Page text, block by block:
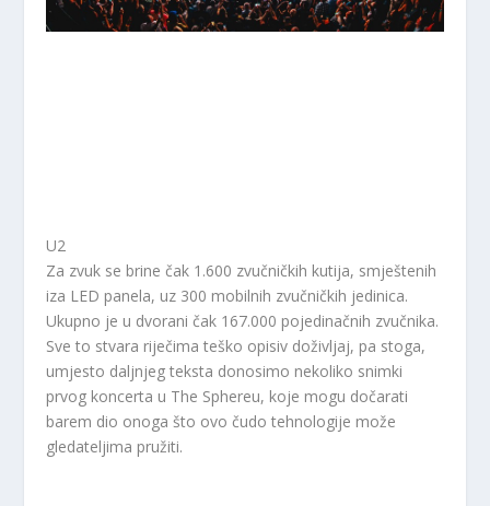
U2
Za zvuk se brine čak 1.600 zvučničkih kutija, smještenih
iza LED panela, uz 300 mobilnih zvučničkih jedinica.
Ukupno je u dvorani čak 167.000 pojedinačnih zvučnika.
Sve to stvara riječima teško opisiv doživljaj, pa stoga,
umjesto daljnjeg teksta donosimo nekoliko snimki
prvog koncerta u The Sphereu, koje mogu dočarati
barem dio onoga što ovo čudo tehnologije može
gledateljima pružiti.